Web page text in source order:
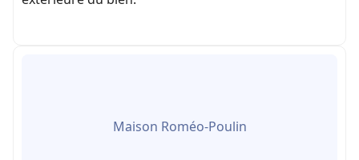
Maison Roméo-Poulin